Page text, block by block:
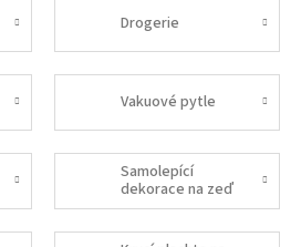
Drogerie
Vakuové pytle
Samolepící
dekorace na zeď